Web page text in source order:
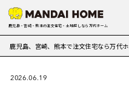
鹿児島・宮崎・熊本の注文住宅・土地探しなら万代ホーム
鹿児島、宮崎、熊本で注文住宅なら万代
2026.06.19